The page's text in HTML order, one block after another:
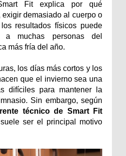
Fit explica por qué
exigir demasiado al cuerpo o
resultados físicos puede
a muchas personas del
más fría del año.
los días más cortos y los
que el invierno sea una
difíciles para mantener la
técnico de Smart Fit
ser el principal motivo